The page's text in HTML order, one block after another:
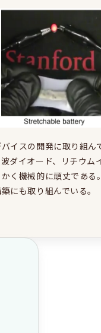
イスの開発に取り組ん
ダイオード、リチウム
く機械的に頑丈である
にも取り組んでいる。